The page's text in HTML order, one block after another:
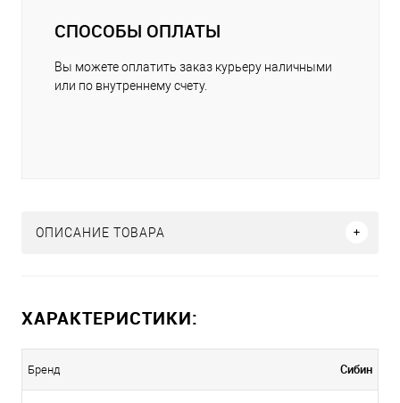
СПОСОБЫ ОПЛАТЫ
Вы можете оплатить заказ курьеру наличными
или по внутреннему счету.
ОПИСАНИЕ ТОВАРА
ХАРАКТЕРИСТИКИ:
Бренд Сибин